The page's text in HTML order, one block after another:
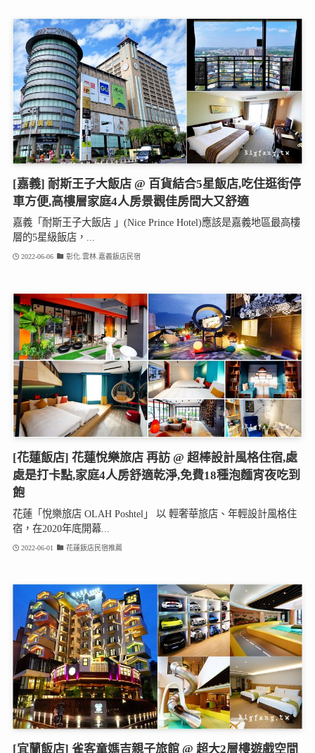
[嘉義] 耐斯王子大飯店 @ 百貨結合5星飯店,吃住逛街停
車方便,高樓層家庭4人房景觀佳房間大又舒適
嘉義「耐斯王子大飯店 」(Nice Prince Hotel)應該是嘉義地區最高樓
層的5星級飯店，...
2022-06-06 彰化.雲林.嘉義飯店民宿
[花蓮飯店] 花蓮悅樂旅店 再訪 @ 超棒設計風格住宿,處
處是打卡點,家庭4人房舒適乾淨,免費18種泡麵宵夜吃到
飽
花蓮「悅樂旅店 OLAH Poshtel」 以 輕奢華旅店、年輕設計風格住
宿，在2020年底開幕...
2022-06-01 花蓮飯店民宿推薦
[宜蘭飯店] 雀客童媽吉親子旅館 @ 超大2層樓遊戲空間